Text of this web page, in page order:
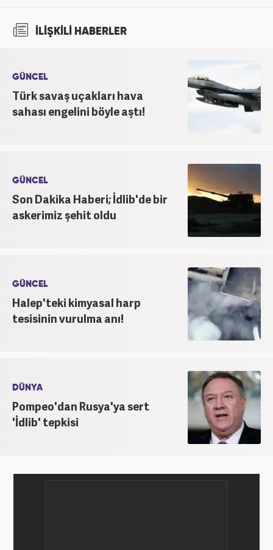
İLİŞKİLİ HABERLER
GÜNCEL
Türk savaş uçakları hava
sahası engelini böyle aştı!
GÜNCEL
Son Dakika Haberi; İdlib'de bir
askerimiz şehit oldu
GÜNCEL
Halep'teki kimyasal harp
tesisinin vurulma anı!
DÜNYA
Pompeo'dan Rusya'ya sert
'İdlib' tepkisi